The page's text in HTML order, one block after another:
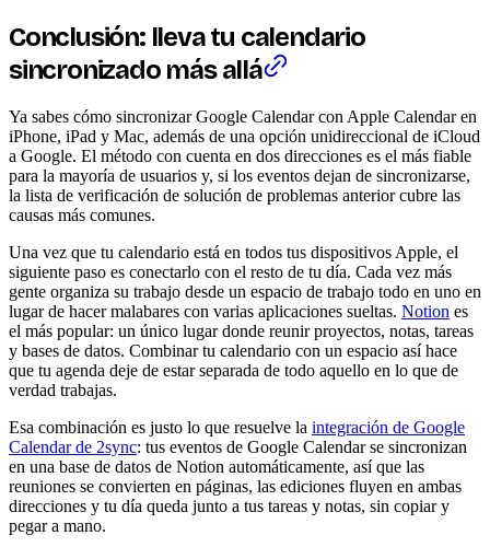
Conclusión: lleva tu calendario
sincronizado más allá
Ya sabes cómo sincronizar Google Calendar con Apple Calendar en
iPhone, iPad y Mac, además de una opción unidireccional de iCloud
a Google. El método con cuenta en dos direcciones es el más fiable
para la mayoría de usuarios y, si los eventos dejan de sincronizarse,
la lista de verificación de solución de problemas anterior cubre las
causas más comunes.
Una vez que tu calendario está en todos tus dispositivos Apple, el
siguiente paso es conectarlo con el resto de tu día. Cada vez más
gente organiza su trabajo desde un espacio de trabajo todo en uno en
lugar de hacer malabares con varias aplicaciones sueltas. Notion es
el más popular: un único lugar donde reunir proyectos, notas, tareas
y bases de datos. Combinar tu calendario con un espacio así hace
que tu agenda deje de estar separada de todo aquello en lo que de
verdad trabajas.
Esa combinación es justo lo que resuelve la integración de Google
Calendar de 2sync: tus eventos de Google Calendar se sincronizan
en una base de datos de Notion automáticamente, así que las
reuniones se convierten en páginas, las ediciones fluyen en ambas
direcciones y tu día queda junto a tus tareas y notas, sin copiar y
pegar a mano.